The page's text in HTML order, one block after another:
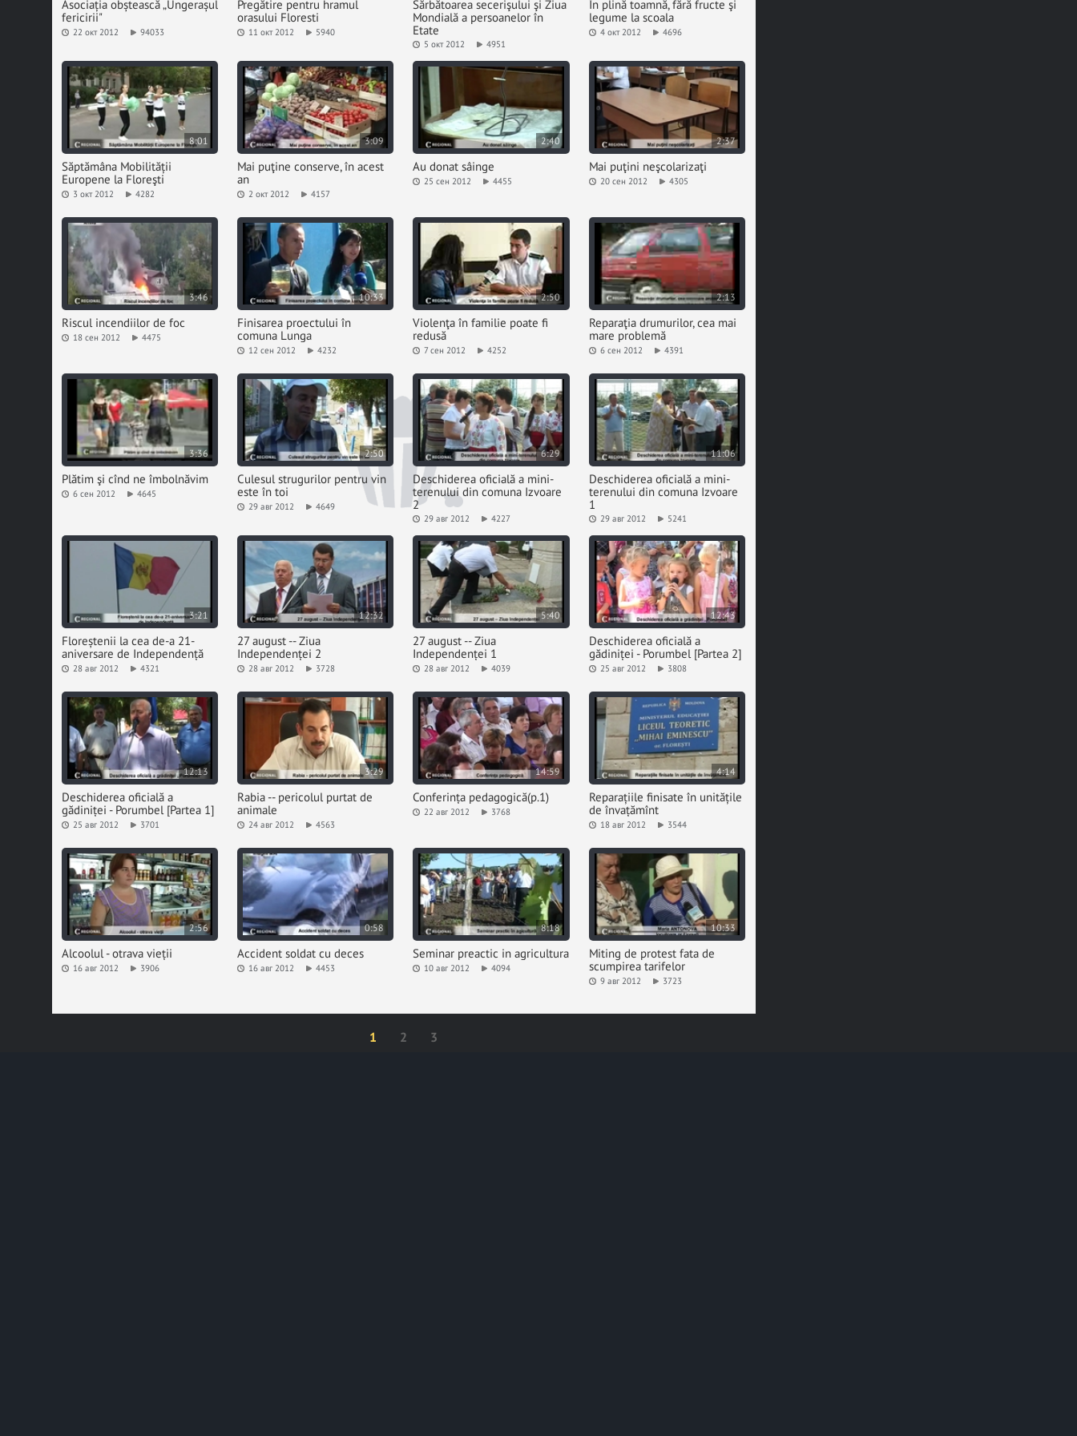
Asociația obștească „Ungerașul
fericirii"
22 окт 2012 94033
Pregătire pentru hramul
orasului Floresti
11 окт 2012 5940
Sărbătoarea secerişului şi Ziua
Mondială a persoanelor în
Etate
5 окт 2012 4951
În plină toamnă, fără fructe şi
legume la scoala
4 окт 2012 4696
8:01
Săptămâna Mobilității
Europene la Floreşti
3 окт 2012 4282
3:09
Mai puţine conserve, în acest
an
2 окт 2012 4157
2:40
Au donat sâinge
25 сен 2012 4455
2:37
Mai puţini neşcolarizaţi
20 сен 2012 4305
3:46
Riscul incendiilor de foc
18 сен 2012 4475
10:33
Finisarea proectului în
comuna Lunga
12 сен 2012 4232
2:50
Violenţa în familie poate fi
redusă
7 сен 2012 4252
2:13
Reparaţia drumurilor, cea mai
mare problemă
6 сен 2012 4391
3:36
Plătim şi cînd ne îmbolnăvim
6 сен 2012 4645
2:50
Culesul strugurilor pentru vin
este în toi
29 авг 2012 4649
6:29
Deschiderea oficială a mini-
terenului din comuna Izvoare
2
29 авг 2012 4227
11:06
Deschiderea oficială a mini-
terenului din comuna Izvoare
1
29 авг 2012 5241
3:21
Floreștenii la cea de-a 21-
aniversare de Independență
28 авг 2012 4321
12:32
27 august -- Ziua
Independenței 2
28 авг 2012 3728
5:40
27 august -- Ziua
Independenței 1
28 авг 2012 4039
12:43
Deschiderea oficială a
gădiniței - Porumbel [Partea 2]
25 авг 2012 3808
12:13
Deschiderea oficială a
gădiniței - Porumbel [Partea 1]
25 авг 2012 3701
3:29
Rabia -- pericolul purtat de
animale
24 авг 2012 4563
14:59
Conferința pedagogică(p.1)
22 авг 2012 3768
4:14
Reparațiile finisate în unitățile
de învațămînt
18 авг 2012 3544
2:56
Alcoolul - otrava vieții
16 авг 2012 3906
0:58
Accident soldat cu deces
16 авг 2012 4453
8:18
Seminar preactic in agricultura
10 авг 2012 4094
10:33
Miting de protest fata de
scumpirea tarifelor
9 авг 2012 3723
1 2 3